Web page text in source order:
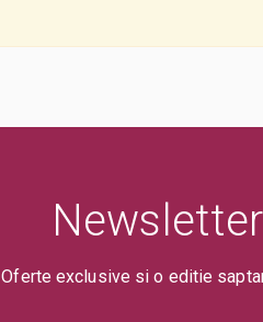
Oferte exclusive si o editie